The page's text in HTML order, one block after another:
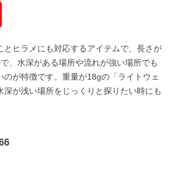
とヒラメにも対応するアイテムで、長さが
、水深がある場所や流れが強い場所でも
のが特徴です。重量が18gの「ライトウェ
深が浅い場所をじっくりと探りたい時にも